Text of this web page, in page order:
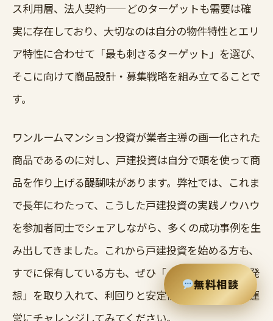
ス利用層、法人契約——どのターゲットも需要は確
実に存在しており、大切なのは自分の物件特性とエリ
ア特性に合わせて「最も刺さるターゲット」を選び、
そこに向けて商品設計・募集戦略を組み立てることで
す。
ワンルームマンション投資が業者主導の画一化された
商品であるのに対し、戸建投資は自分で頭を使って商
品を作り上げる醍醐味があります。弊社では、これま
で長年にわたって、こうした戸建投資の実践ノウハウ
を参加者同士でシェアしながら、多くの成功事例を生
み出してきました。これから戸建投資を始める方も、
すでに保有している方も、ぜひ「ターゲット起点の発
想」を取り入れて、利回りと安定性を両立する戸建運
営にチャレンジしてみてください。
無料相談